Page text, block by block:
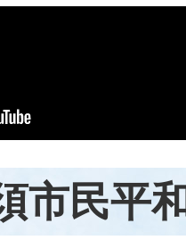
市民平